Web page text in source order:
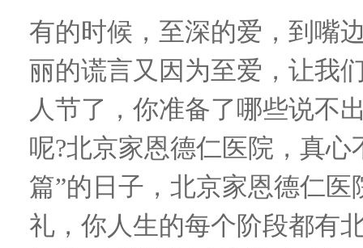
有的时候 ， 至深的爱 ， 到嘴
丽的谎言又因为至爱 ， 让我
人节了 ， 你准备了哪些说不
呢?北京家恩德仁医院， 真心
篇”的日子 ， 北京家恩德仁医
礼， 你人生的每个阶段都有